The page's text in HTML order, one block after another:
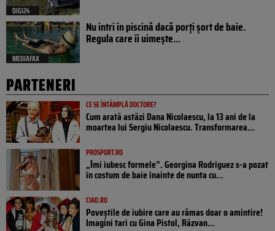
DIGI24
MEDIAFAX
Nu intri în piscină dacă porți șort de baie.
Regula care îi uimește...
PARTENERI
CE SE ÎNTÂMPLĂ DOCTORE?
Cum arată astăzi Dana Nicolaescu, la 13 ani de la
moartea lui Sergiu Nicolaescu. Transformarea...
PROSPORT.RO
„Îmi iubesc formele”. Georgina Rodriguez s-a pozat
în costum de baie înainte de nunta cu...
CIAO.RO
Poveştile de iubire care au rămas doar o amintire!
Imagini tari cu Gina Pistol, Răzvan...